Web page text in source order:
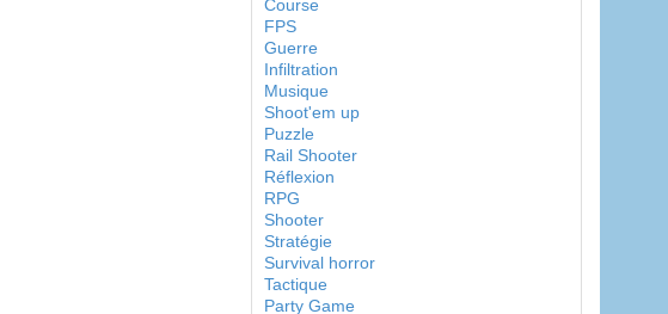
Course
FPS
Guerre
Infiltration
Musique
Shoot'em up
Puzzle
Rail Shooter
Réflexion
RPG
Shooter
Stratégie
Survival horror
Tactique
Party Game